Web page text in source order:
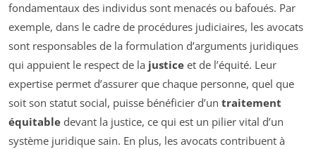
fondamentaux des individus sont menacés ou bafoués. Par
exemple, dans le cadre de procédures judiciaires, les avocats
sont responsables de la formulation d’arguments juridiques
qui appuient le respect de la justice et de l’équité. Leur
expertise permet d’assurer que chaque personne, quel que
soit son statut social, puisse bénéficier d’un traitement
équitable devant la justice, ce qui est un pilier vital d’un
système juridique sain. En plus, les avocats contribuent à